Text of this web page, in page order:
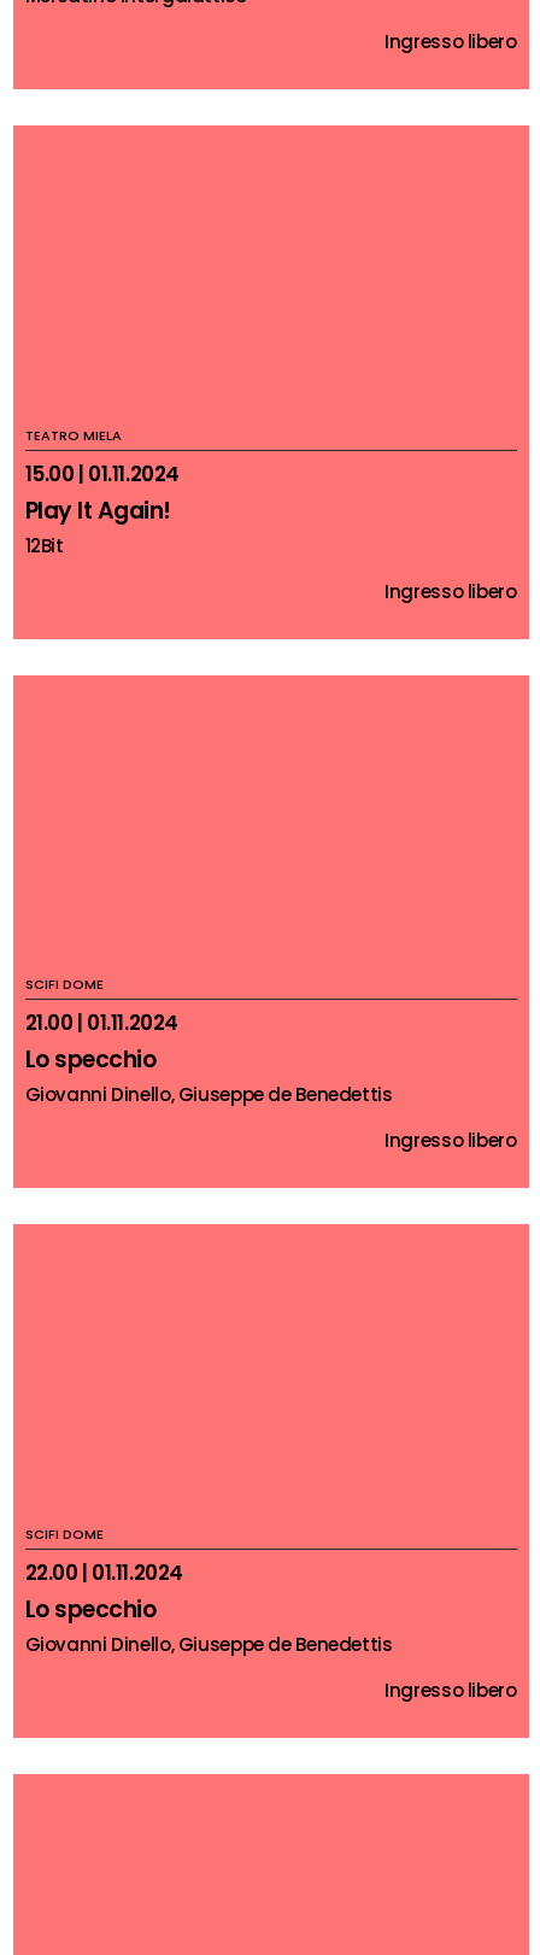
Ingresso libero
TEATRO MIELA
15.00 | 01.11.2024
Play It Again!
12Bit
Ingresso libero
SCIFI DOME
21.00 | 01.11.2024
Lo specchio
Giovanni Dinello, Giuseppe de Benedettis
Ingresso libero
SCIFI DOME
22.00 | 01.11.2024
Lo specchio
Giovanni Dinello, Giuseppe de Benedettis
Ingresso libero